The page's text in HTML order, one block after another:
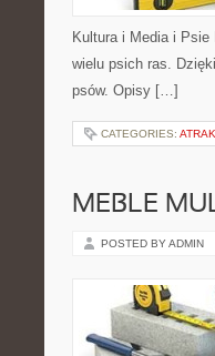
Kultura i Media i
wielu psich ras.
psów. Opisy […]
CATEGORIES:
MEBLE
POSTED BY ADMIN